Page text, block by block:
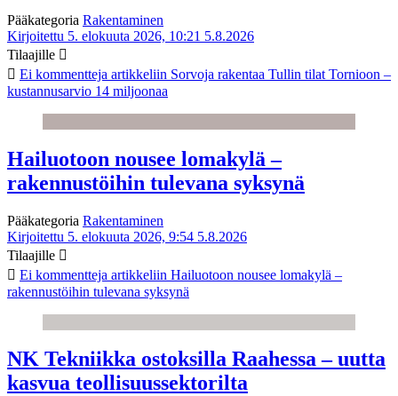
Pääkategoria Rakentaminen
Kirjoitettu 5. elokuuta 2026, 10:21 5.8.2026
Tilaajille
Ei kommentteja artikkeliin Sorvoja rakentaa Tullin tilat Tornioon –
kustannusarvio 14 miljoonaa
Hailuotoon nousee lomakylä –
rakennustöihin tulevana syksynä
Pääkategoria Rakentaminen
Kirjoitettu 5. elokuuta 2026, 9:54 5.8.2026
Tilaajille
Ei kommentteja artikkeliin Hailuotoon nousee lomakylä –
rakennustöihin tulevana syksynä
NK Tekniikka ostoksilla Raahessa – uutta
kasvua teollisuussektorilta